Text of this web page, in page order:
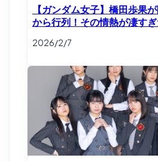
【ガンダム女子】橋田歩果
から行列！その情熱が凄す
2026/2/7